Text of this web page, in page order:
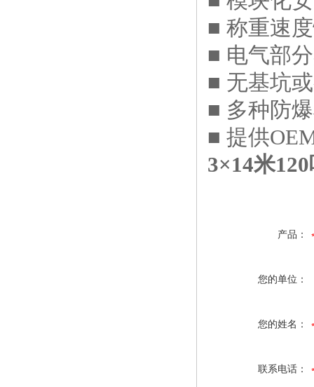
■ 称重速
■ 电气部
■ 无基坑
■ 多种防
■ 提供
3×14米
产品：
您的单位：
您的姓名：
联系电话：